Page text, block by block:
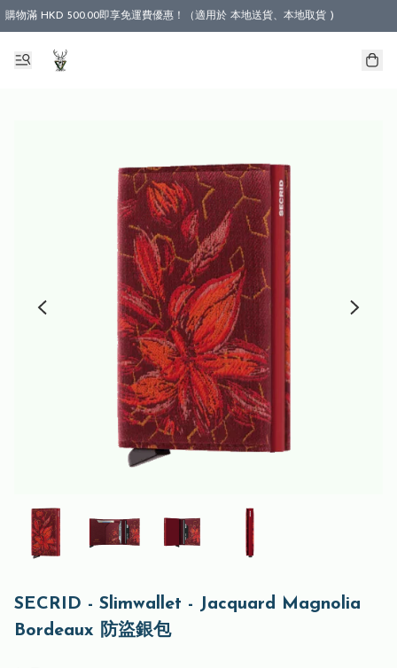
購物滿 HKD 500.00即享免運費優惠！（適用於 本地送貨、本地取貨 )
SECRID - Slimwallet - Jacquard Magnolia
Bordeaux 防盜銀包